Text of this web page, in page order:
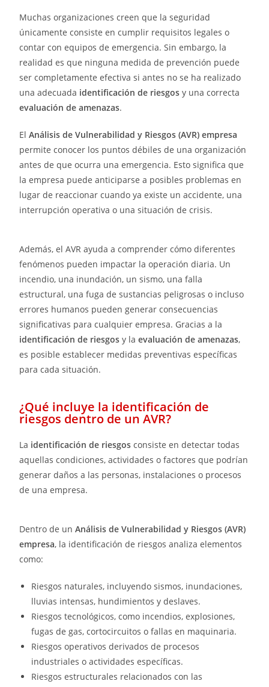
Muchas organizaciones creen que la seguridad
únicamente consiste en cumplir requisitos legales o
contar con equipos de emergencia. Sin embargo, la
realidad es que ninguna medida de prevención puede
ser completamente efectiva si antes no se ha realizado
una adecuada identificación de riesgos y una correcta
evaluación de amenazas.
ElAnálisis de Vulnerabilidad y Riesgos (AVR) empresa
permite conocer los puntos débiles de una organización
antes de que ocurra una emergencia. Esto significa que
la empresa puede anticiparse a posibles problemas en
lugar de reaccionar cuando ya existe un accidente, una
interrupción operativa o una situación de crisis.
Además, el AVR ayuda a comprender cómo diferentes
fenómenos pueden impactar la operación diaria. Un
incendio, una inundación, un sismo, una falla
estructural, una fuga de sustancias peligrosas o incluso
errores humanos pueden generar consecuencias
significativas para cualquier empresa. Gracias a la
identificación de riesgos y laevaluación de amenazas,
es posible establecer medidas preventivas específicas
para cada situación.
¿Qué incluye la identificación de
riesgos dentro de un AVR?
La identificación de riesgos consiste en detectar todas
aquellas condiciones, actividades o factores que podrían
generar daños a las personas, instalaciones o procesos
de una empresa.
Dentro de unAnálisis de Vulnerabilidad y Riesgos (AVR)
empresa, la identificación de riesgos analiza elementos
como:
Riesgos naturales, incluyendo sismos, inundaciones,
lluvias intensas, hundimientos y deslaves.
Riesgos tecnológicos, como incendios, explosiones,
fugas de gas, cortocircuitos o fallas en maquinaria.
Riesgos operativos derivados de procesos
industriales o actividades específicas.
Riesgos estructurales relacionados con las